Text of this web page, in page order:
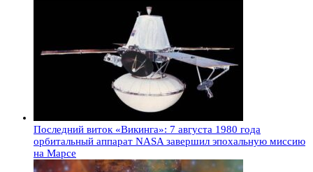
Последний виток «Викинга»: 7 августа 1980 года
орбитальный аппарат NASA завершил эпохальную миссию
на Марсе